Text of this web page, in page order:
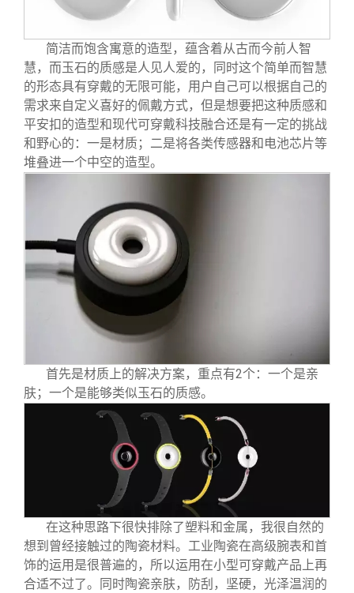
简洁而饱含寓意的造型，蕴含着从古而今前人智
慧，而玉石的质感是人见人爱的，同时这个简单而智慧
的形态具有穿戴的无限可能，用户自己可以根据自己的
需求来自定义喜好的佩戴方式，但是想要把这种质感和
平安扣的造型和现代可穿戴科技融合还是有一定的挑战
和野心的：一是材质；二是将各类传感器和电池芯片等
堆叠进一个中空的造型。
首先是材质上的解决方案，重点有2个：一个是亲
肤；一个是能够类似玉石的质感。
在这种思路下很快排除了塑料和金属，我很自然的
想到曾经接触过的陶瓷材料。工业陶瓷在高级腕表和首
饰的运用是很普遍的，所以运用在小型可穿戴产品上再
合适不过了。同时陶瓷亲肤，防刮，坚硬，光泽温润的